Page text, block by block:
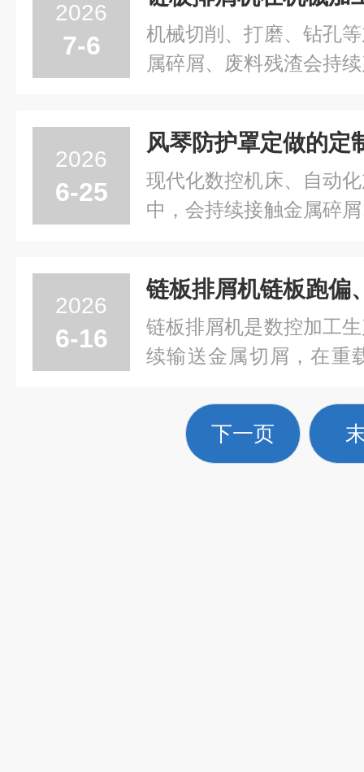
整车间生产工况，为机
障。在批量零部件加工
2026
7-6
机械切削、打磨、钻孔
属碎屑、废料残渣会持
设备运行负担。在各类
机是适配金属加工场景
2026
6-25
现代化数控机床、自动
中，会持续接触金属碎
损，会直接影响加工走
防护罩规格固定，难以
2026
6-16
链板排屑机是数控加工
续输送金属切屑，在重
等故障。此类问题会导
机身、输送卡顿，严重
下一页